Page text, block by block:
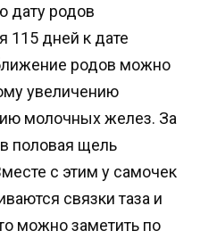
дату родов
115 дней к дате
родов можно
увеличению
молочных желез. За
половая щель
с этим у самочек
связки таза и
можно заметить по